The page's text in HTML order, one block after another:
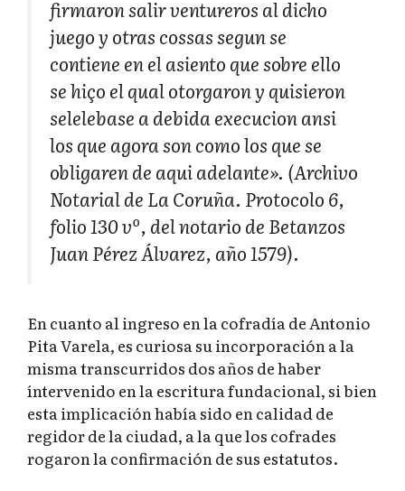
firmaron salir ventureros al dicho
juego y otras cossas segun se
contiene en el asiento que sobre ello
se hiço el qual otorgaron y quisieron
selelebase a debida execucion ansi
los que agora son como los que se
obligaren de aqui adelante». (Archivo
Notarial de La Coruña. Protocolo 6,
folio 130 vº, del notario de Betanzos
Juan Pérez Álvarez, año 1579).
En cuanto al ingreso en la cofradía de Antonio
Pita Varela, es curiosa su incorporación a la
misma transcurridos dos años de haber
íntervenido en la escritura fundacional, si bien
esta implicación había sido en calidad de
regidor de la ciudad, a la que los cofrades
rogaron la confirmación de sus estatutos.